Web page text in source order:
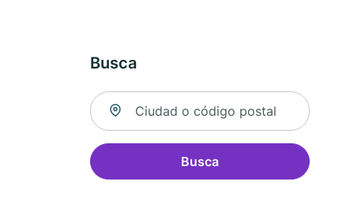
Busca
Buscar ubicación
Busca